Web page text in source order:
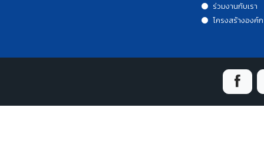
ร่วมงานกับเรา
โครงสร้างองค์